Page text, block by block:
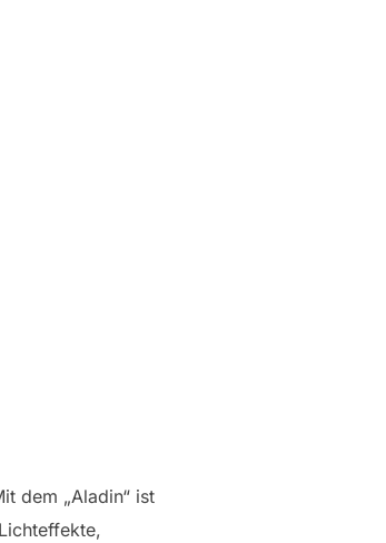
dem „Aladin“ ist